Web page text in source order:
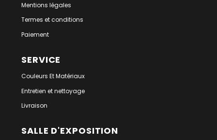
Mentions légales
Termes et conditions
Paiement
SERVICE
Couleurs Et Matériaux
Entretien et nettoyage
Livraison
SALLE D'EXPOSITION